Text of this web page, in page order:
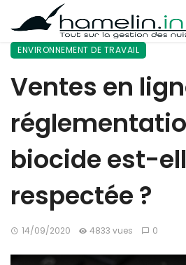
ENVIRONNEMENT DE TRAVAIL
Ventes en
biocide est-
respectée ?
14/09/2020 4833 vues 0